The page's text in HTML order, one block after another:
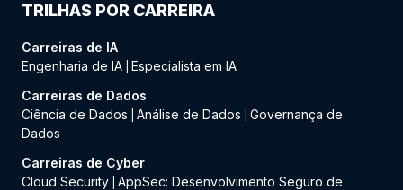
TRILHAS POR CARREIRA
Carreiras de IA
Engenharia de IA Especialista em IA
Carreiras de Dados
Ciência de Dados
Análise de Dados
Governança de
Dados
Carreiras de Cyber
Cloud Security AppSec: Desenvolvimento Seguro de